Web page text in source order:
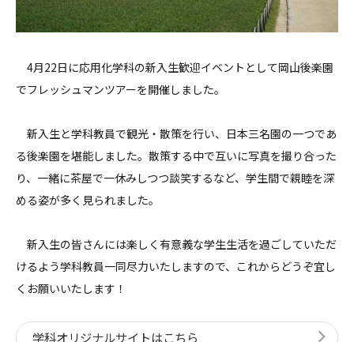
4月22日に応用化学科の新入生歓迎イベントとして岡山後楽園
でフレッシュマンツアーを開催しました。
新入生と学科教員で観光・散策を行い、日本三名園の一つであ
る後楽園を堪能しました。散策する中で互いに写真を撮り合った
り、一緒に茶屋で一休みしつつ談笑するなど、学生間で親睦を深
める姿が多く見られました。
新入生の皆さんには楽しく有意義な学生生活を過ごしていただ
けるよう学科教員一同尽力いたしますので、これからどうぞ宜し
くお願いいたします！
学科オリジナルサイトはこちら